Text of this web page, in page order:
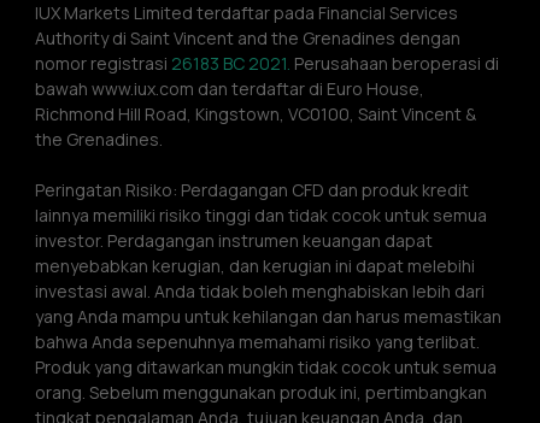
IUX Markets Limited terdaftar pada Financial Services
Authority di Saint Vincent and the Grenadines dengan
nomor registrasi 26183 BC 2021. Perusahaan beroperasi di
bawah www.iux.com dan terdaftar di Euro House,
Richmond Hill Road, Kingstown, VC0100, Saint Vincent &
the Grenadines.
Peringatan Risiko: Perdagangan CFD dan produk kredit
lainnya memiliki risiko tinggi dan tidak cocok untuk semua
investor. Perdagangan instrumen keuangan dapat
menyebabkan kerugian, dan kerugian ini dapat melebihi
investasi awal. Anda tidak boleh menghabiskan lebih dari
yang Anda mampu untuk kehilangan dan harus memastikan
bahwa Anda sepenuhnya memahami risiko yang terlibat.
Produk yang ditawarkan mungkin tidak cocok untuk semua
orang. Sebelum menggunakan produk ini, pertimbangkan
tingkat pengalaman Anda, tujuan keuangan Anda, dan